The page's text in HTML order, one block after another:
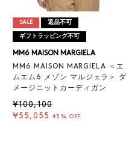
SALE 返品不可
ギフトラッピング不可
MM6 MAISON MARGIELA
MM6 MAISON MARGIELA ＜エ
ムエム6 メゾン マルジェラ＞ ダ
メージニットカーディガン
¥100,100
¥55,055 45% OFF